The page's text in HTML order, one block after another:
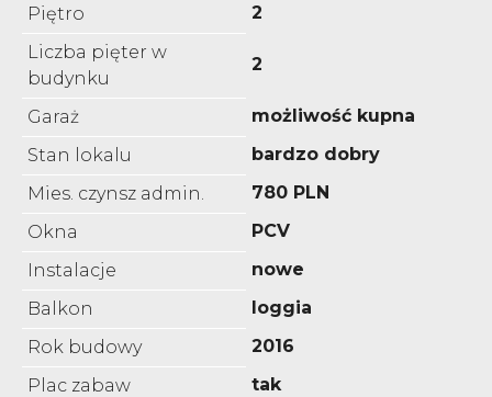
Piętro
2
Liczba pięter w
budynku
2
Garaż
możliwość kupna
Stan lokalu
bardzo dobry
Mies. czynsz admin.
780 PLN
Okna
PCV
Instalacje
nowe
Balkon
loggia
Rok budowy
2016
Plac zabaw
tak